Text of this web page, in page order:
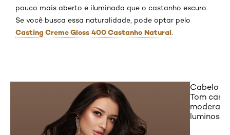
pouco mais aberto e iluminado que o castanho escuro.
Se você busca essa naturalidade, pode optar pelo
Casting Creme Gloss 400 Castanho Natural.
Cabelo
Tom